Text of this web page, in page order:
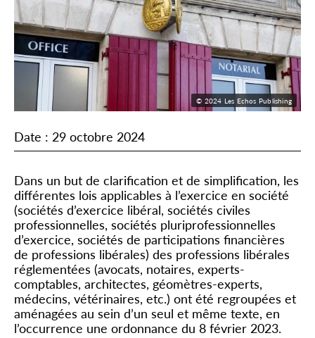
Date : 29 octobre 2024
Dans un but de clarification et de simplification, les
différentes lois applicables à l’exercice en société
(sociétés d’exercice libéral, sociétés civiles
professionnelles, sociétés pluriprofessionnelles
d’exercice, sociétés de participations financières
de professions libérales) des professions libérales
réglementées (avocats, notaires, experts-
comptables, architectes, géomètres-experts,
médecins, vétérinaires, etc.) ont été regroupées et
aménagées au sein d’un seul et même texte, en
l’occurrence une ordonnance du 8 février 2023.
© 2024 Les Echos Publishing